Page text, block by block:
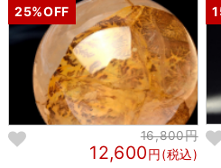
25%OFF
16,800円
12,600円(税込)